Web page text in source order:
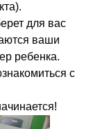
для вас
ваши
ребенка.
с